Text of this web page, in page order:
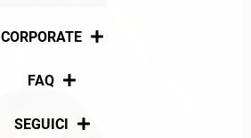
CORPORATE
Chi siamo
FAQ
Pagamenti
SEGUICI